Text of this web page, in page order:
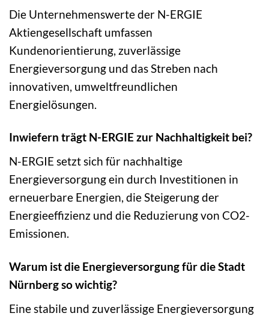
Die Unternehmenswerte der N-ERGIE
Aktiengesellschaft umfassen
Kundenorientierung, zuverlässige
Energieversorgung und das Streben nach
innovativen, umweltfreundlichen
Energielösungen.
Inwiefern trägt N-ERGIE zur Nachhaltigkeit bei?
N-ERGIE setzt sich für nachhaltige
Energieversorgung ein durch Investitionen in
erneuerbare Energien, die Steigerung der
Energieeffizienz und die Reduzierung von CO2-
Emissionen.
Warum ist die Energieversorgung für die Stadt
Nürnberg so wichtig?
Eine stabile und zuverlässige Energieversorgung